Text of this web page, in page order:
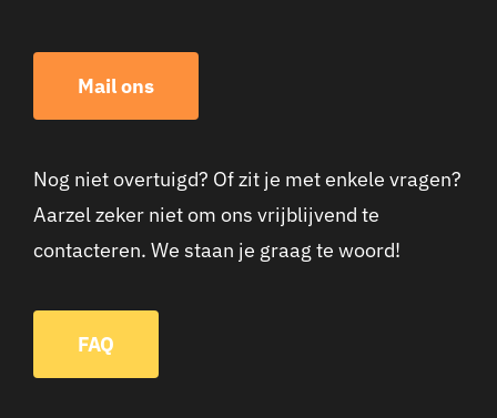
Mail ons
Nog niet overtuigd? Of zit je met enkele vragen?
Aarzel zeker niet om ons vrijblijvend te
contacteren. We staan je graag te woord!
FAQ